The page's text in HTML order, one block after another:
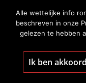
Alle wettelijke info
beschreven in onze
gelezen te hebben
Ik ben akkoord